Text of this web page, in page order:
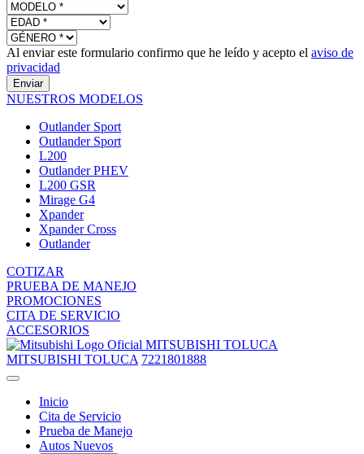
Al enviar este formulario confirmo que he leído y acepto el aviso de
privacidad
Enviar
NUESTROS MODELOS
Outlander Sport
Outlander Sport
L200
Outlander PHEV
L200 GSR
Mirage G4
Xpander
Xpander Cross
Outlander
COTIZAR
PRUEBA DE MANEJO
PROMOCIONES
CITA DE SERVICIO
ACCESORIOS
MITSUBISHI TOLUCA
MITSUBISHI TOLUCA 7221801888
Inicio
Cita de Servicio
Prueba de Manejo
Autos Nuevos